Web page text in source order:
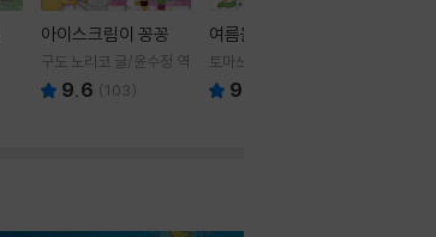
아이스크림이 꽁꽁
구도 노리코 글/윤수정 역
9.6 (103)
여름을 부탁해
토마쓰리 글그림
9.8